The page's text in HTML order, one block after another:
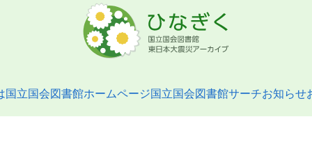
国立国会図書館ホームページ国立国会図書館サーチお知らせ